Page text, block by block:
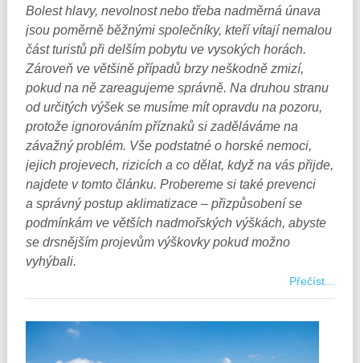
Bolest hlavy, nevolnost nebo třeba nadměrná únava
jsou poměrně běžnými společníky, kteří vítají nemalou
část turistů při delším pobytu ve vysokých horách.
Zároveň ve většině případů brzy neškodně zmizí,
pokud na ně zareagujeme správně. Na druhou stranu
od určitých výšek se musíme mít opravdu na pozoru,
protože ignorováním příznaků si zaděláváme na
závažný problém. Vše podstatné o horské nemoci,
jejich projevech, rizicích a co dělat, když na vás přijde,
najdete v tomto článku. Probereme si také prevenci
a správný postup aklimatizace – přizpůsobení se
podmínkám ve větších nadmořských výškách, abyste
se drsnějším projevům výškovky pokud možno
vyhýbali.
Přečíst...